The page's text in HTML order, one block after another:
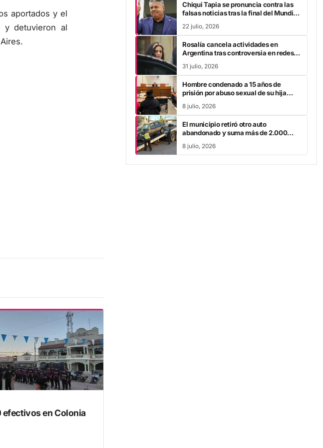
aportados y el
y detuvieron al
en Colonia
Chiqui Tapia se pronuncia contra las
falsas noticias tras la final del Mundial
22 julio, 2026
Rosalía cancela actividades en
Argentina tras controversia en redes
31 julio, 2026
Hombre condenado a 15 años de
prisión por abuso sexual de su hija
8 julio, 2026
El municipio retiró otro auto
abandonado y suma más de 2.000
8 julio, 2026